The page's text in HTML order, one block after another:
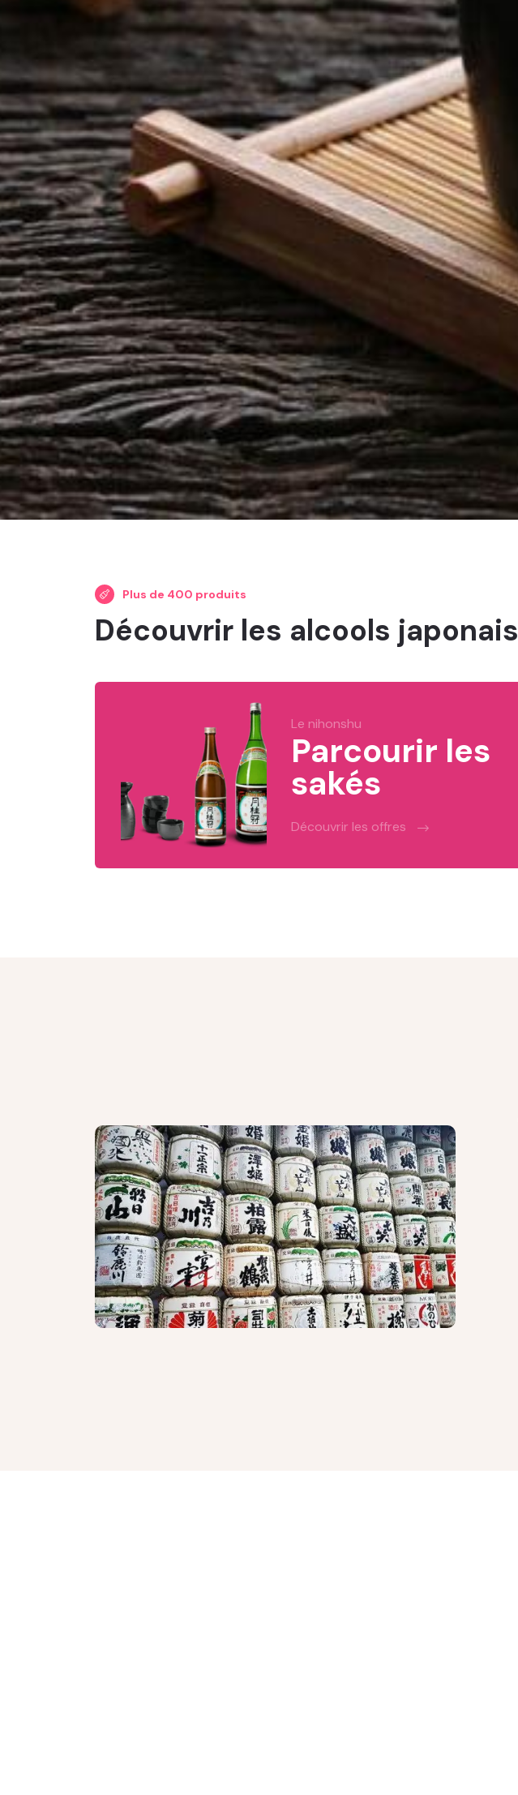
Plus de 400 produits
Découvrir les alcools japonais
Le nihonshu
Parcourir les
sakés
Découvrir les offres